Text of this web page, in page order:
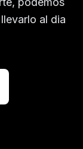
al dia